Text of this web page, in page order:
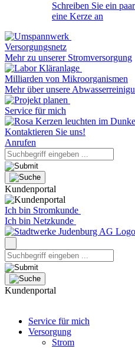
Schreiben Sie ein
eine Kerze an
Versorgungsnetz
Mehr zu unserer Stromversorgung
Milliarden von Mikroorganismen
Mehr über unsere
Service für mich
Kontaktieren Sie uns!
Anrufen
Kundenportal
Ich bin Stromkunde
Ich bin Netzkunde
Kundenportal
Service für mich
Versorgung
Strom